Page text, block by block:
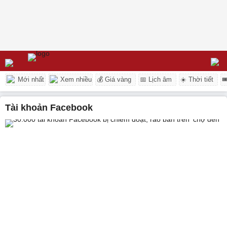
Mới nhất Xem nhiều 💰 Giá vàng 📅 Lịch âm ☀️ Thời tiết
tài khoản Facebook